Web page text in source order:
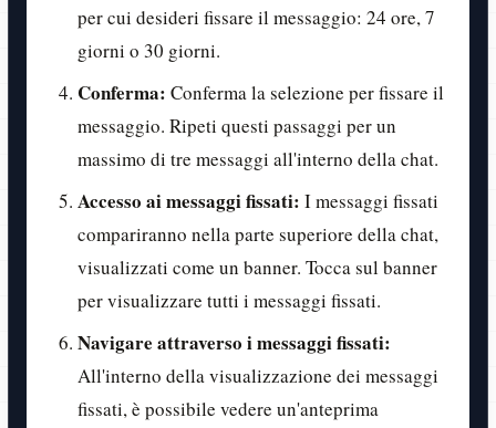
per cui desideri fissare il messaggio: 24 ore, 7
giorni o 30 giorni.
Conferma: Conferma la selezione per fissare il
messaggio. Ripeti questi passaggi per un
massimo di tre messaggi all'interno della chat.
Accesso ai messaggi fissati: I messaggi fissati
compariranno nella parte superiore della chat,
visualizzati come un banner. Tocca sul banner
per visualizzare tutti i messaggi fissati.
Navigare attraverso i messaggi fissati:
All'interno della visualizzazione dei messaggi
fissati, è possibile vedere un'anteprima